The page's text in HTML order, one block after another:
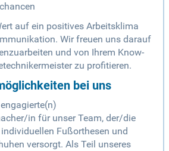
auf ein positives Arbeitsklima
Wir freuen uns darauf
und von Ihrem Know-
zu profitieren.
bei uns
in für unser Team, der/die
Fußorthesen und
versorgt. Als Teil unseres